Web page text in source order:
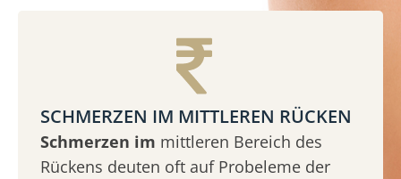
SCHMERZEN IM MITTLEREN RÜCKEN
Schmerzen im mittleren Bereich des
Rückens deuten oft auf Probeleme der